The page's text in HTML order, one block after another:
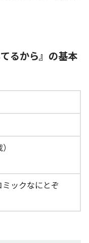
るから』の基本
ックなにとぞ